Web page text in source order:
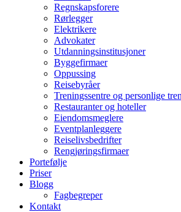
Regnskapsforere
Rørlegger
Elektrikere
Advokater
Utdanningsinstitusjoner
Byggefirmaer
Oppussing
Reisebyråer
Treningssentre og personlige
Restauranter og hoteller
Eiendomsmeglere
Eventplanleggere
Reiselivsbedrifter
Rengjøringsfirmaer
Portefølje
Priser
Blogg
Fagbegreper
Kontakt